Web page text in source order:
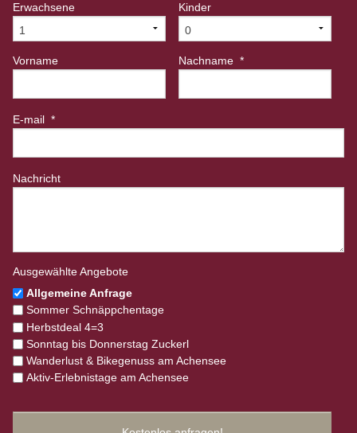
Erwachsene Kinder
Vorname Nachname *
E-mail *
Nachricht
Ausgewählte Angebote
Allgemeine Anfrage
Sommer Schnäppchentage
Herbstdeal 4=3
Sonntag bis Donnerstag Zuckerl
Wanderlust & Bikegenuss am Achensee
Aktiv-Erlebnistage am Achensee